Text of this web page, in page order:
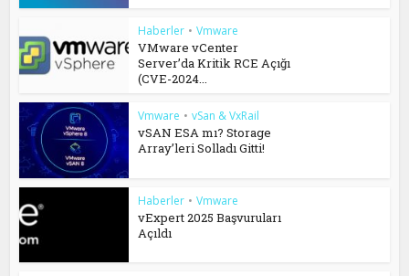
Haberler • Vmware
VMware vCenter
Server’da Kritik RCE Açığı
(CVE-2024...
Vmware • vSan & VxRail
vSAN ESA mı? Storage
Array’leri Solladı Gitti!
Haberler • Vmware
vExpert 2025 Başvuruları
Açıldı